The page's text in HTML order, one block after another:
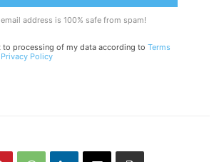
email address is 100% safe from spam!
to processing of my data according to Terms
Privacy Policy